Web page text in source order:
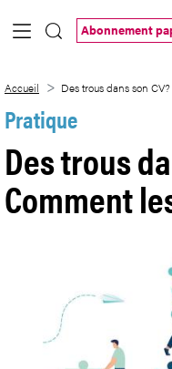
Saut au contenu principal
Abonnement
Accueil Des trous dans son
Pratique
Des trous
Comment